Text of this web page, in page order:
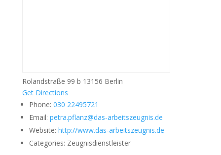
Rolandstraße 99 b 13156 Berlin
Get Directions
Phone: 030 22495721
Email: petra.pflanz@das-arbeitszeugnis.de
Website: http://www.das-arbeitszeugnis.de
Categories: Zeugnisdienstleister